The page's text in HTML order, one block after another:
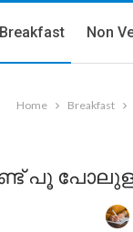
Breakfast Non
Home Breakfast
പൂ പോലുള്ള